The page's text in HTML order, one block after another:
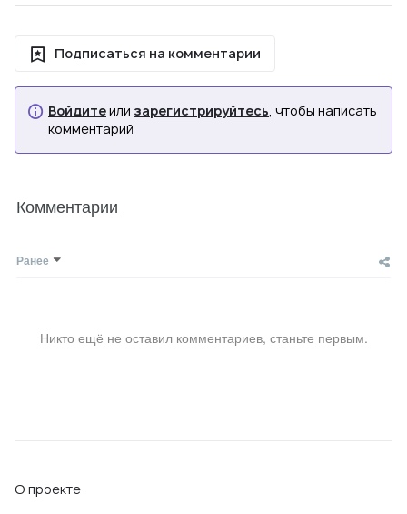
Подписаться на комментарии
Войдитеили зарегистрируйтесь, чтобы написать
комментарий
Комментарии
Ранее
Никто ещё не оставил комментариев, станьте первым.
О проекте